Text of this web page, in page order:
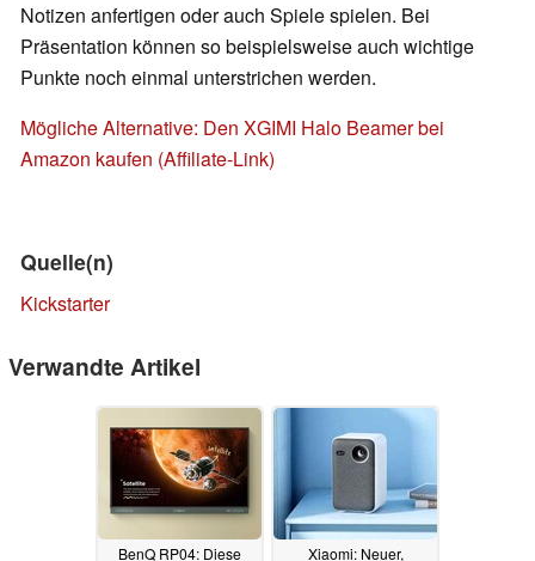
Notizen anfertigen oder auch Spiele spielen. Bei
Präsentation können so beispielsweise auch wichtige
Punkte noch einmal unterstrichen werden.
Mögliche Alternative: Den XGIMI Halo Beamer bei
Amazon kaufen (Affiliate-Link)
Quelle(n)
Kickstarter
Verwandte Artikel
BenQ RP04: Diese Xiaomi: Neuer,